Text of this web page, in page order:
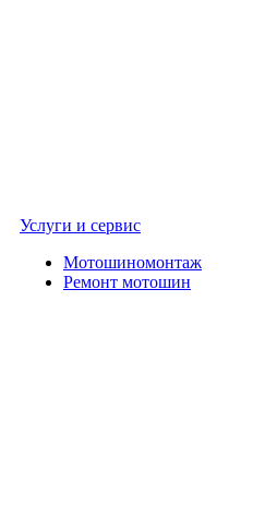
Услуги и сервис
Мотошиномонтаж
Ремонт мотошин